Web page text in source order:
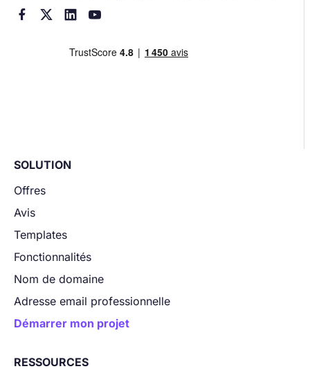
   
SOLUTION
Offres
Avis
Templates
Fonctionnalités
Nom de domaine
Adresse email professionnelle
Démarrer mon projet
RESSOURCES